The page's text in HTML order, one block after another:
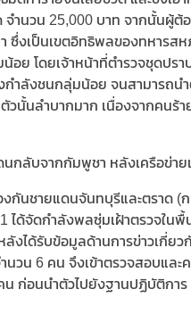
จำนวน 25,000 บาท จากนั้นผู้ต้
ซึ่งเป็นเขตอิทธิพลของทหาร
อย โดยเจ้าหน้าที่ตำรวจชุดปร
ำลังชนกลุ่มน้อย จนสามารถนำ
นั้นลำบากมาก เนื่องจากคนร้า
กลับจากกัมพูชา หลังเครือข่า
กันชายแดนจันทบุรีและตราด (
ได้จัดกำลังพลซุ่มเฝ้าตรวจใ
งได้รับข้อมูลด้านการข่าวเกี่ย
วน 6 คน จึงเข้าตรวจสอบแล
ก่อนนำตัวไปยังฐานปฏิบัติการ